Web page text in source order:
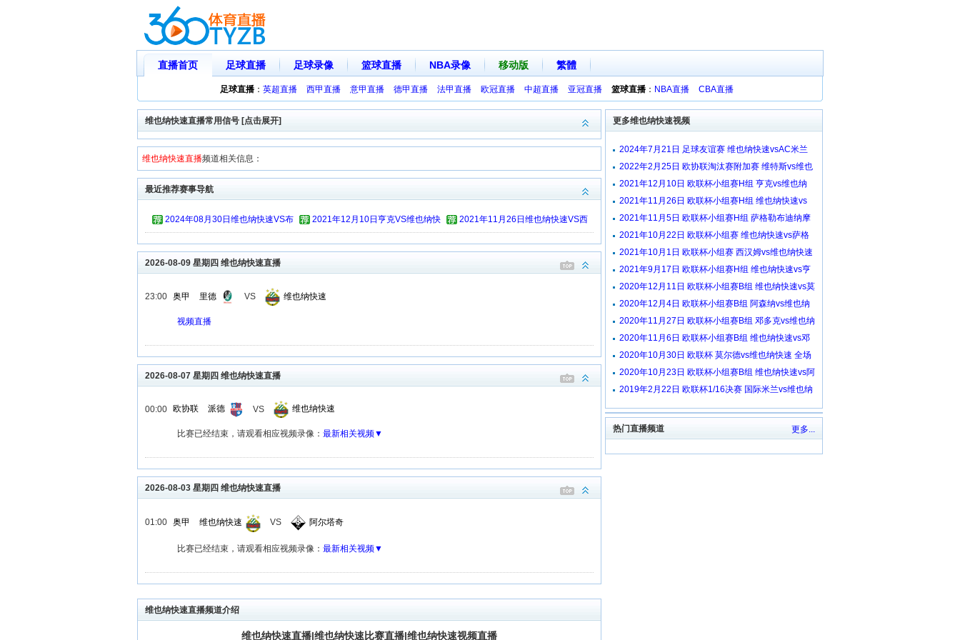
直播首页 足球直播 足球录像 篮球直播 NBA录像 移动版 繁體
足球直播： 英超直播 西甲直播 意甲直播 德甲直播 法甲直播 欧冠直播 中超直播 亚冠直播 篮球直播： NBA直播 CBA直播
维也纳快速直播常用信号 [点击展开]
维也纳快速直播频道相关信息：
最近推荐赛事导航
2024年08月30日维也纳快速VS布
2021年12月10日亨克VS维也纳快
2021年11月26日维也纳快速VS西
2026-08-09 星期四 维也纳快速直播
23:00 奥甲 里德 VS 维也纳快速
视频直播
2026-08-07 星期四 维也纳快速直播
00:00 欧协联 派德 VS 维也纳快速
比赛已经结束，请观看相应视频录像： 最新相关视频▼
2026-08-03 星期四 维也纳快速直播
01:00 奥甲 维也纳快速 VS 阿尔塔奇
比赛已经结束，请观看相应视频录像： 最新相关视频▼
维也纳快速直播频道介绍
维也纳快速直播|维也纳快速比赛直播|维也纳快速视频直播
更多维也纳快速视频
2024年7月21日 足球友谊赛 维也纳快速vsAC米兰
全场录像回放
2022年2月25日 欧协联淘汰赛附加赛 维特斯vs维也
纳快速 全场录像回放
2021年12月10日 欧联杯小组赛H组 亨克vs维也纳
快速 全场录像回放
2021年11月26日 欧联杯小组赛H组 维也纳快速vs
西汉姆 全场录像回放
2021年11月5日 欧联杯小组赛H组 萨格勒布迪纳摩
vs维也纳快速 全场录像回放
2021年10月22日 欧联杯小组赛 维也纳快速vs萨格
勒布迪纳摩 全场录像回放
2021年10月1日 欧联杯小组赛 西汉姆vs维也纳快速
全场录像回放
2021年9月17日 欧联杯小组赛H组 维也纳快速vs亨
克 全场录像回放
2020年12月11日 欧联杯小组赛B组 维也纳快速vs莫
尔德 全场录像回放
2020年12月4日 欧联杯小组赛B组 阿森纳vs维也纳
快速 全场录像回放
2020年11月27日 欧联杯小组赛B组 邓多克vs维也纳
快速 全场录像回放
2020年11月6日 欧联杯小组赛B组 维也纳快速vs邓
多克 全场录像回放
2020年10月30日 欧联杯 莫尔德vs维也纳快速 全场
录像回放
2020年10月23日 欧联杯小组赛B组 维也纳快速vs阿
森纳 全场录像回放
2019年2月22日 欧联杯1/16决赛 国际米兰vs维也纳
更多...
热门直播频道